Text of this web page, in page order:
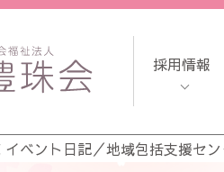
採用情報
イベント日記／地域包括支援セ